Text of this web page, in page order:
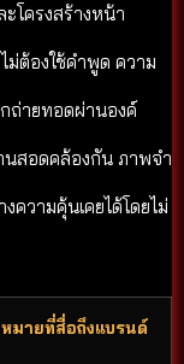
โครงสร้างหน้า
ม่ต้องใช้คำพูด ความ
ถ่ายทอดผ่านองค์
นสอดคล้องกัน ภาพจำ
ความคุ้นเคยได้โดยไม่
มายที่สื่อถึงแบรนด์